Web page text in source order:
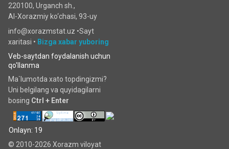
220100, Urganch sh.,
Al-Xorazmiy ko‘chаsi, 93-uy
info@xorazmstat.uz •Sayt
xaritasi • Bizga xabar yuboring
Veb-saytdan foydalanish uchun
qo'llanma
Ma`lumotda xato topdingizmi?
Uni belgilang va quyidagilarni
bosing Ctrl + Enter
Onlayn: 19
© 2010-2026 Xorazm viloyat